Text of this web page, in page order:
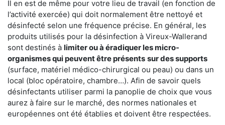
Il en est de même pour votre lieu de travail (en fonction de
l’activité exercée) qui doit normalement être nettoyé et
désinfecté selon une fréquence précise. En général, les
produits utilisés pour la désinfection à Vireux-Wallerand
sont destinés à limiter ou à éradiquer les micro-
organismes qui peuvent être présents sur des supports
(surface, matériel médico-chirurgical ou peau) ou dans un
local (bloc opératoire, chambre…). Afin de savoir quels
désinfectants utiliser parmi la panoplie de choix que vous
aurez à faire sur le marché, des normes nationales et
européennes ont été établies et doivent être respectées.